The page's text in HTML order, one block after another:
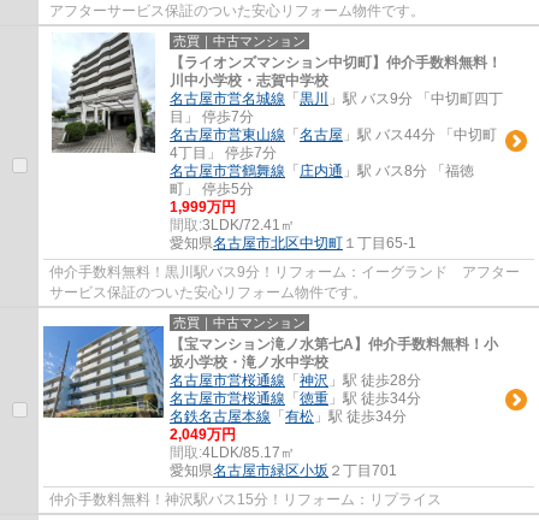
アフターサービス保証のついた安心リフォーム物件です。
売買｜中古マンション
【ライオンズマンション中切町】仲介手数料無料！
川中小学校・志賀中学校
名古屋市営名城線 「 黒川
」駅 バス9分 「中切町四丁
目」 停歩7分
名古屋市営東山線 「 名古屋 」駅 バス44分 「中切町
4丁目」 停歩7分
名古屋市営鶴舞線 「 庄内通 」駅 バス8分 「福徳
町」 停歩5分
1,999万円
間取:3LDK/72.41㎡
愛知県名古屋市北区中切町 １丁目65-1
仲介手数料無料！黒川駅バス9分！リフォーム：イーグランド アフター
サービス保証のついた安心リフォーム物件です。
売買｜中古マンション
【宝マンション滝ノ水第七A】仲介手数料無料！小
坂小学校・滝ノ水中学校
名古屋市営桜通線 「 神沢 」駅 徒歩28分
名古屋市営桜通線 「 徳重 」駅 徒歩34分
名鉄名古屋本線 「 有松 」駅 徒歩34分
2,049万円
間取:4LDK/85.17㎡
愛知県名古屋市緑区小坂 ２丁目701
仲介手数料無料！神沢駅バス15分！リフォーム：リプライス